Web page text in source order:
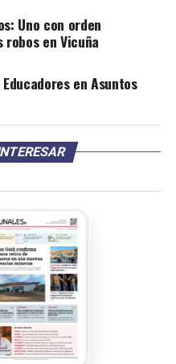
Uno con orden
en Vicuña
en Asuntos